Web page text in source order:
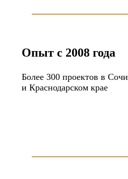
Опыт с 2008 года
Более 300 проектов в Сочи
и Краснодарском крае